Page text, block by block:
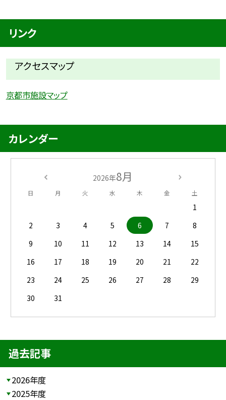
リンク
アクセスマップ
京都市施設マップ
カレンダー
2026年8月
日 月 火 水 木 金 土
1
2
3 4 5 6 7
8
9
10 11 12 13 14
15
16
17 18 19 20 21
22
23
24 25 26 27 28
29
30
31
過去記事
2026年度
2025年度